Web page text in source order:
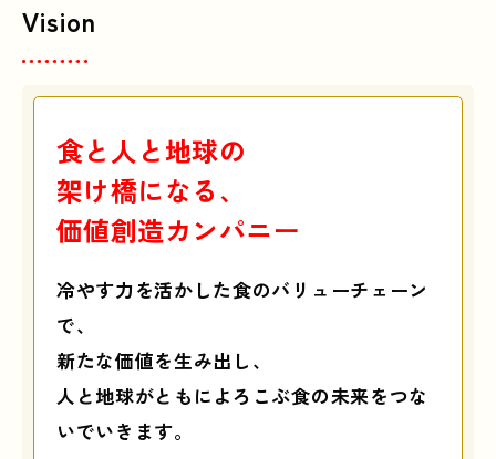
Vision
食と人と地球の
架け橋になる、
価値創造カンパニー
冷やす力を活かした食のバリューチェーン
で、
新たな価値を生み出し、
人と地球がともによろこぶ食の未来をつな
いでいきます。